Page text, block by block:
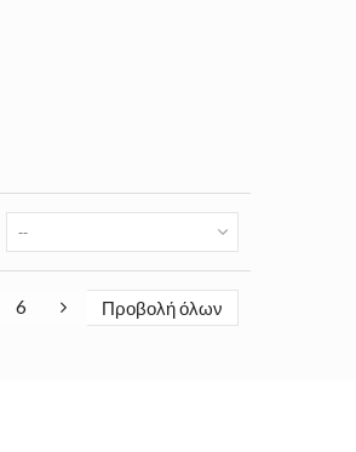
--
6 Προβολή όλων